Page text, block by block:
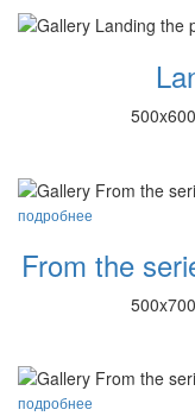
подробнее
From the
подробнее